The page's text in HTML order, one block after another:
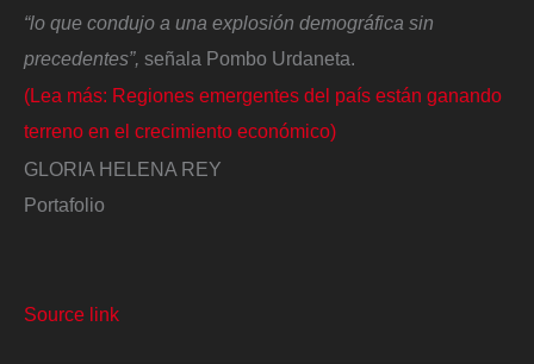
“lo que condujo a una explosión demográfica sin
precedentes”, señala Pombo Urdaneta.
(Lea más: Regiones emergentes del país están ganando
terreno en el crecimiento económico)
GLORIA HELENA REY
Portafolio
Source link